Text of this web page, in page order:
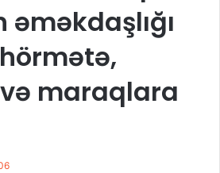
əməkdaşlığı
hörmətə,
maraqlara